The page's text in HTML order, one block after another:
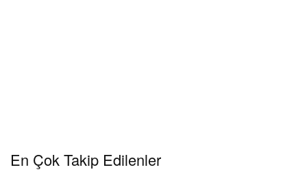
En Çok Takip Edilenler